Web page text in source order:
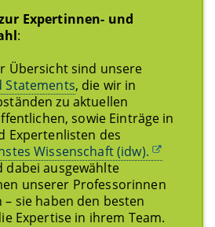
Expertinnen- und
:
Übersicht sind unsere
Statements, die wir in
zu aktuellen
sowie Einträge in
Expertenlisten des
Wissenschaft (idw).
dabei ausgewählte
unserer Professorinnen
sie haben den besten
Expertise in ihrem Team.